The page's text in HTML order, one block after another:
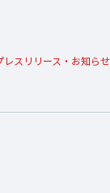
レスリリース・お知らせ